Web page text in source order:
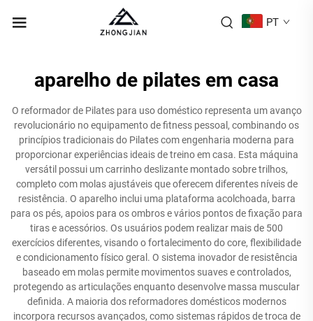
PT
aparelho de pilates em casa
O reformador de Pilates para uso doméstico representa um avanço
revolucionário no equipamento de fitness pessoal, combinando os
princípios tradicionais do Pilates com engenharia moderna para
proporcionar experiências ideais de treino em casa. Esta máquina
versátil possui um carrinho deslizante montado sobre trilhos,
completo com molas ajustáveis que oferecem diferentes níveis de
resistência. O aparelho inclui uma plataforma acolchoada, barra
para os pés, apoios para os ombros e vários pontos de fixação para
tiras e acessórios. Os usuários podem realizar mais de 500
exercícios diferentes, visando o fortalecimento do core, flexibilidade
e condicionamento físico geral. O sistema inovador de resistência
baseado em molas permite movimentos suaves e controlados,
protegendo as articulações enquanto desenvolve massa muscular
definida. A maioria dos reformadores domésticos modernos
incorpora recursos avançados, como sistemas rápidos de troca de